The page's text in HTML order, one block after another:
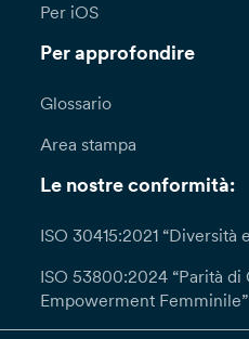
Per iOS
Per approfondire
Glossario
Area stampa
Le nostre conformità:
ISO 30415:2021 “Diversità
ISO 53800:2024 “Parità di
Empowerment Femminile”